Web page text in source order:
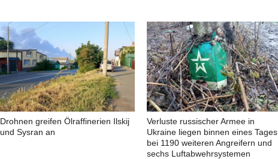
Drohnen greifen Ölraffinerien Ilskij
und Sysran an
Verluste russischer Armee in
Ukraine liegen binnen eines Tages
bei 1190 weiteren Angreifern und
sechs Luftabwehrsystemen